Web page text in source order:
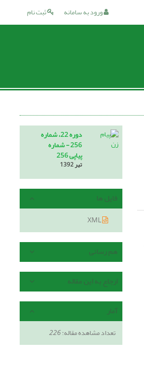
ثبت نام ورود به سامانه
دوره 22، شماره
256 - شماره
پیاپی 256
تیر 1392
فایل ها
XML
هم رسانی
ارجاع به این مقاله
آمار
تعداد مشاهده مقاله:226